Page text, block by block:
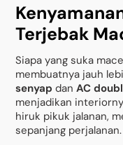
Terjebak
Siapa yang suka
membuatnya jauh
senyap danAC
menjadikan
hiruk pikuk jalanan,
sepanjang perjalanan.